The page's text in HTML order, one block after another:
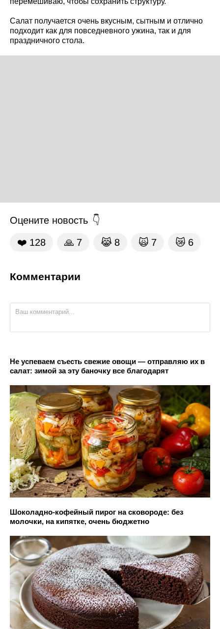
Салат получается очень вкусным, сытным и отлично
подходит как для повседневного ужина, так и для
праздничного стола.
Оцените новость
❤️ 128 🙏 7 😹 8 🙀 7 😿 6
Комментарии
Не успеваем съесть свежие овощи — отправляю их в
салат: зимой за эту баночку все благодарят
Шоколадно-кофейный пирог на сковороде: без
молочки, на кипятке, очень бюджетно